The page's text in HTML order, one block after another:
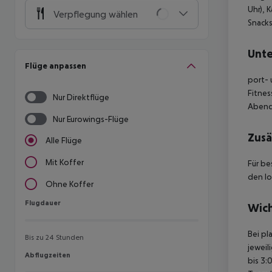
Verpflegung wählen
Flüge anpassen
Nur Direktflüge
Nur Eurowings-Flüge
Alle Flüge
Mit Koffer
Ohne Koffer
Flugdauer
Flugdauer
Bis zu 24 Stunden
Abflugzeiten
Abflugzeiten
Uhr),
port-
Für
den
Bei
bis